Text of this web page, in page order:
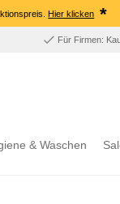
Hier klicken *
Für Firmen:
& Waschen